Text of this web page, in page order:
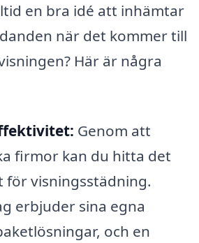
en bra idé att inhämtar
när det kommer till
Här är några
Genom att
firmor kan du hitta det
för visningsstädning.
erbjuder sina egna
och en